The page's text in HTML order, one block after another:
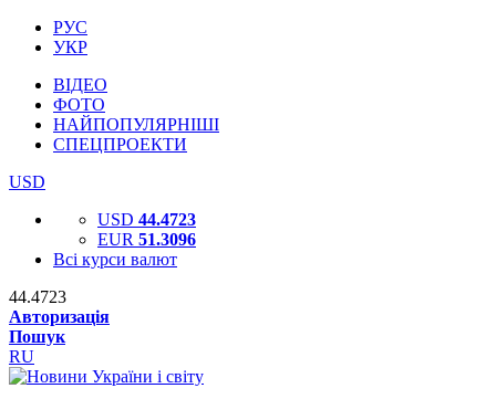
РУС
УКР
ВІДЕО
ФОТО
НАЙПОПУЛЯРНІШІ
СПЕЦПРОЕКТИ
USD
USD 44.4723
EUR 51.3096
Всі курси валют
44.4723
Авторизація
Пошук
RU